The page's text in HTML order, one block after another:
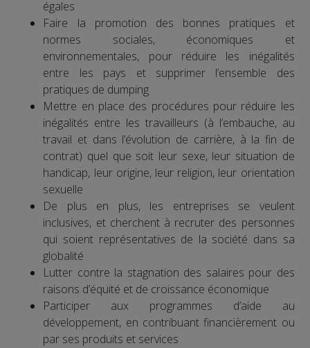
égales
Faire la promotion des bonnes pratiques et
normes sociales, économiques et
environnementales, pour réduire les inégalités
entre les pays et supprimer l’ensemble des
pratiques de dumping
Mettre en place des procédures pour réduire les
inégalités entre les travailleurs (à l’embauche, au
travail et dans l’évolution de carrière, à la fin de
contrat) quel que soit leur sexe, leur situation de
handicap, leur origine, leur religion, leur orientation
sexuelle
De plus en plus, les entreprises se veulent
inclusives, et cherchent à recruter des personnes
qui soient représentatives de la société dans sa
globalité
Lutter contre la stagnation des salaires pour des
raisons d’équité et de croissance économique
Participer aux programmes d’aide au
développement, en contribuant financièrement ou
par ses produits et services